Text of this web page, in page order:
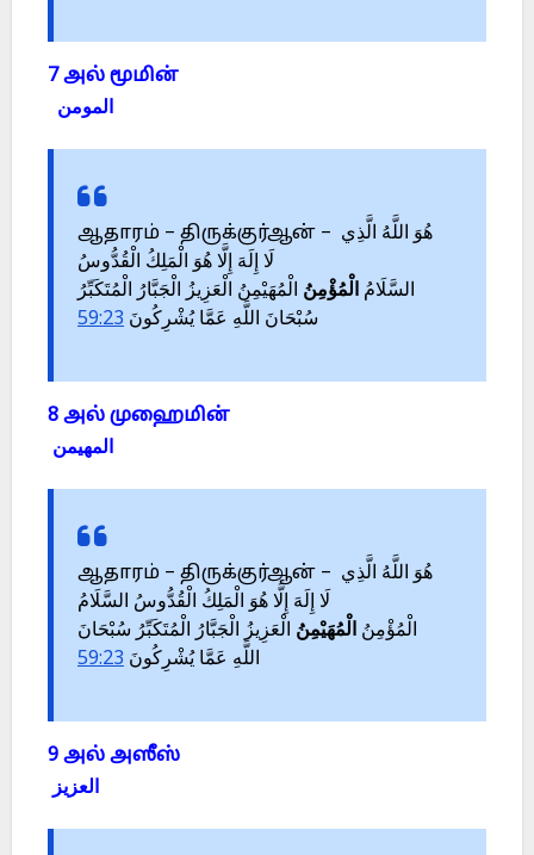
7 அல் மூமின்
ஆதாரம் – திருக்குர்ஆன் – هُوَ اللَّهُ الَّذِي
لَا إِلَهَ إِلَّا هُوَ الْمَلِكُ الْقُدُّوسُ
السَّلَامُ الْمُؤْمِنُ الْمُهَيْمِنُ الْعَزِيزُ الْجَبَّارُ الْمُتَكَبِّرُ
سُبْحَانَ اللَّهِ عَمَّا يُشْرِكُونَ 59:23
8 அல் முஹைமின்
ஆதாரம் – திருக்குர்ஆன் – هُوَ اللَّهُ الَّذِي
لَا إِلَهَ إِلَّا هُوَ الْمَلِكُ الْقُدُّوسُ السَّلَامُ
الْمُؤْمِنُ الْمُهَيْمِنُ الْعَزِيزُ الْجَبَّارُ الْمُتَكَبِّرُ سُبْحَانَ
اللَّهِ عَمَّا يُشْرِكُونَ 59:23
9 அல் அஸீஸ்